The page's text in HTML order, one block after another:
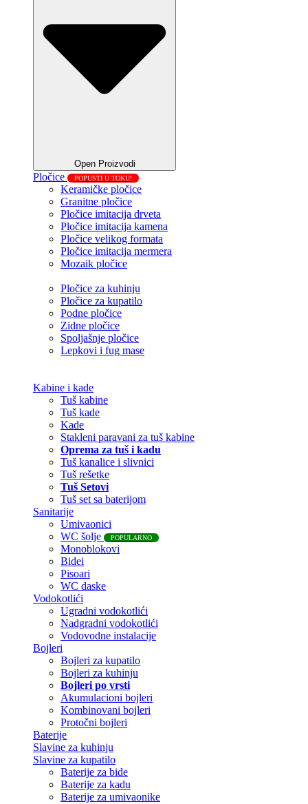
Open Proizvodi
Pločice POPUSTI U TOKU!
Keramičke pločice
Granitne pločice
Pločice imitacija drveta
Pločice imitacija kamena
Pločice velikog formata
Pločice imitacija mermera
Mozaik pločice
Pločice za kuhinju
Pločice za kupatilo
Podne pločice
Zidne pločice
Spoljašnje pločice
Lepkovi i fug mase
Kabine i kade
Tuš kabine
Tuš kade
Kade
Stakleni paravani za tuš kabine
Oprema za tuš i kadu
Tuš kanalice i slivnici
Tuš rešetke
Tuš Setovi
Tuš set sa baterijom
Sanitarije
Umivaonici
WC šolje
POPULARNO
Monoblokovi
Bidei
Pisoari
WC daske
Vodokotlići
Ugradni vodokotlići
Nadgradni vodokotlići
Vodovodne instalacije
Bojleri
Bojleri za kupatilo
Bojleri za kuhinju
Bojleri po vrsti
Akumulacioni bojleri
Kombinovani bojleri
Protočni bojleri
Baterije
Slavine za kuhinju
Slavine za kupatilo
Baterije za bide
Baterije za kadu
Baterije za umivaonike